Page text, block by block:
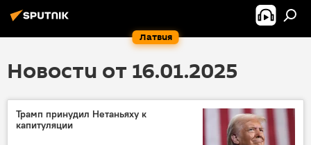
Латвия
Новости от 16.01.2025
Трамп принудил Нетаньяху к
капитуляции